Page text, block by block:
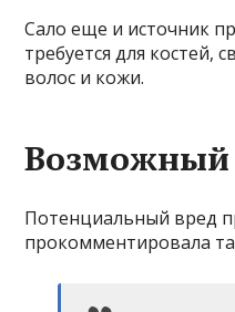
Сало еще и источник
требуется для костей,
волос и кожи.
Возможный
Потенциальный вред
прокомментировала